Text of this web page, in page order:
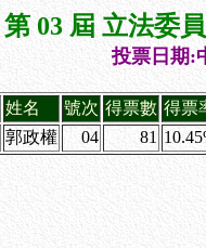
第 03 屆 立法委
投票日期:
姓名 號次 得票數 得票
郭政權 04 81